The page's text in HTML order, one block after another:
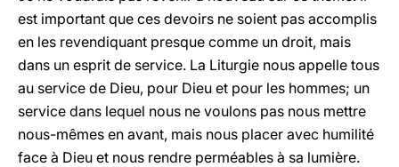
est important que ces devoirs ne soient pas accomplis
en les revendiquant presque comme un droit, mais
dans un esprit de service. La Liturgie nous appelle tous
au service de Dieu, pour Dieu et pour les hommes; un
service dans lequel nous ne voulons pas nous mettre
nous-mêmes en avant, mais nous placer avec humilité
face à Dieu et nous rendre perméables à sa lumière.